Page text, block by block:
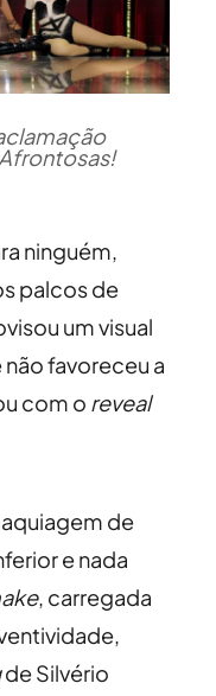
ninguém,
palcos de
um visual
favoreceu a
com o reveal
de
e nada
, carregada
de Silvério